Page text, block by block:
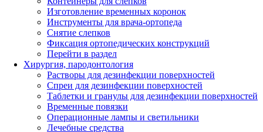
Изготовление временных коронок
Инструменты для врача-ортопеда
Снятие слепков
Фиксация ортопедических конструкций
Перейти в раздел
Хирургия, пародонтология
Растворы для дезинфекции поверхностей
Спреи для дезинфекции поверхностей
Таблетки и гранулы для дезинфекции поверхностей
Временные повязки
Операционные лампы и светильники
Лечебные средства